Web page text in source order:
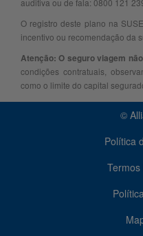
O registro deste plano na
incentivo ou recomendação da
Atenção: O seguro viagem
condições contratuais,
como o limite do capital
©
Política